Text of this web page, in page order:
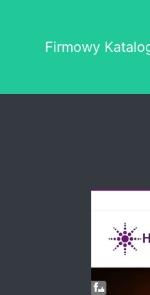
Firmowy